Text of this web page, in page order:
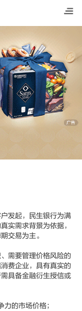
发起，民生银行为满
实需求背景为依据，
交易为主。
需要管理价格风险的
费企业，具有真实的
具备金融衍生授信或
的市场价格；